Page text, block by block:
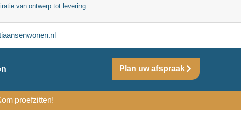
van ontwerp tot levering
Plan uw afspraak
proefzitten!